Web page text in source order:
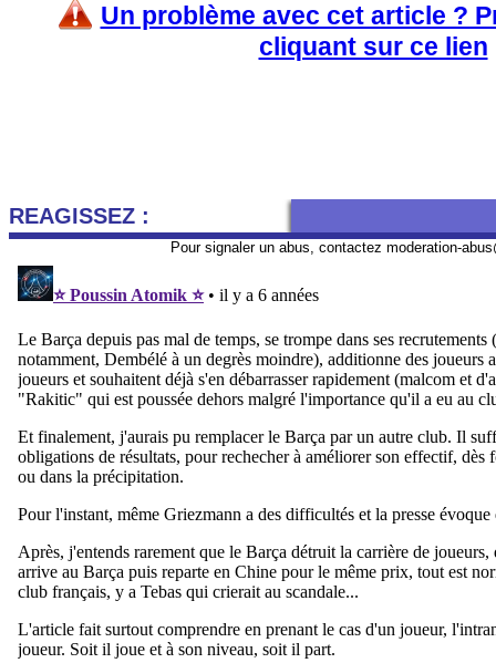
Un problème avec cet article ?
cliquant sur ce lien
REAGISSEZ :
Pour signaler un abus, contactez moderation-